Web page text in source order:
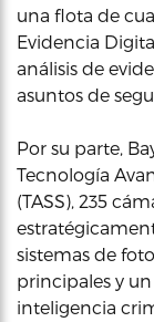
una flota de
Evidencia
análisis de
asuntos de
Por su parte,
Tecnología
(TASS), 235
sistemas de
principales y
inteligencia